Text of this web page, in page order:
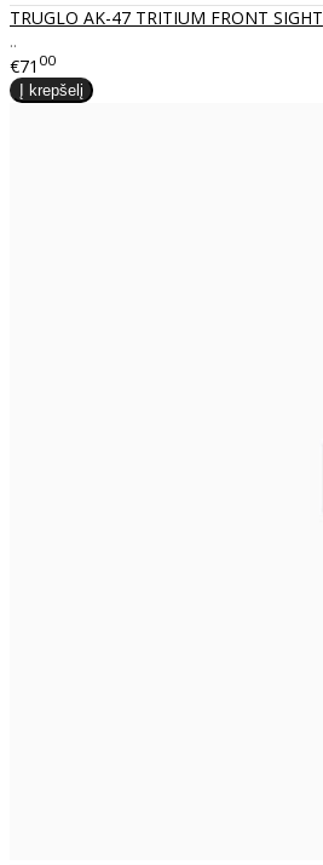
TRUGLO AK-47 TRITIUM FRONT SIGHT
..
€71 00